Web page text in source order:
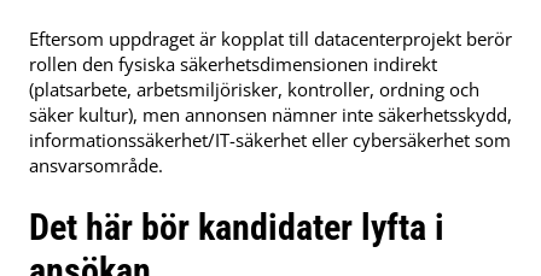
Eftersom uppdraget är kopplat till datacenterprojekt berör
rollen den fysiska säkerhetsdimensionen indirekt
(platsarbete, arbetsmiljörisker, kontroller, ordning och
säker kultur), men annonsen nämner inte säkerhetsskydd,
informationssäkerhet/IT-säkerhet eller cybersäkerhet som
ansvarsområde.
Det här bör kandidater lyfta i